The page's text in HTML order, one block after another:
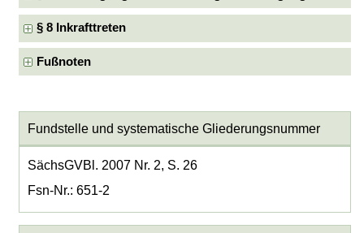
§ 8 Inkrafttreten
Fußnoten
Fundstelle und systematische Gliederungsnummer
SächsGVBl. 2007 Nr. 2, S. 26
Fsn-Nr.: 651-2